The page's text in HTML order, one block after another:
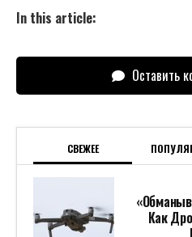
In this article:
Оставить
СВЕЖЕЕ
Как